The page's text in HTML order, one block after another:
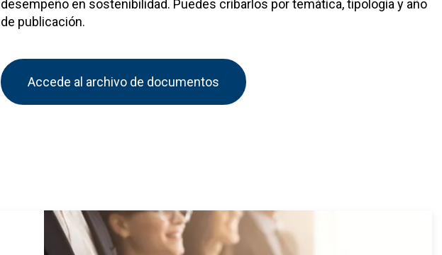
desempeño en sostenibilidad. Puedes cribarlos por temática, tipología y año
de publicación.
Accede al archivo de documentos